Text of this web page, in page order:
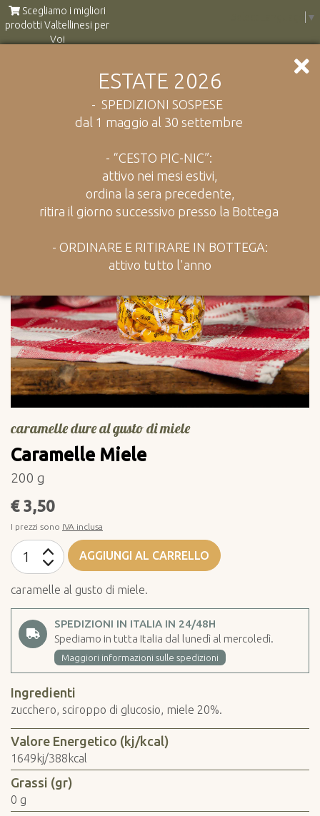
Scegliamo i migliori
prodotti Valtellinesi per
Voi
▼
ESTATE 2026
- SPEDIZIONI SOSPESE
dal 1 maggio al 30 settembre
- “CESTO PIC-NIC”:
attivo nei mesi estivi,
ordina la sera precedente,
ritira il giorno successivo presso la Bottega
- ORDINARE E RITIRARE IN BOTTEGA:
attivo tutto l'anno
caramelle dure al gusto di miele
Caramelle Miele
200 g
€ 3,50
I prezzi sono IVA inclusa
AGGIUNGI AL CARRELLO
caramelle al gusto di miele.
SPEDIZIONI IN ITALIA IN 24/48H
Spediamo in tutta Italia dal lunedì al mercoledì.
Maggiori informazioni sulle spedizioni
Ingredienti
zucchero, sciroppo di glucosio, miele 20%.
Valore Energetico (kj/kcal)
1649kj/388kcal
Grassi (gr)
0 g